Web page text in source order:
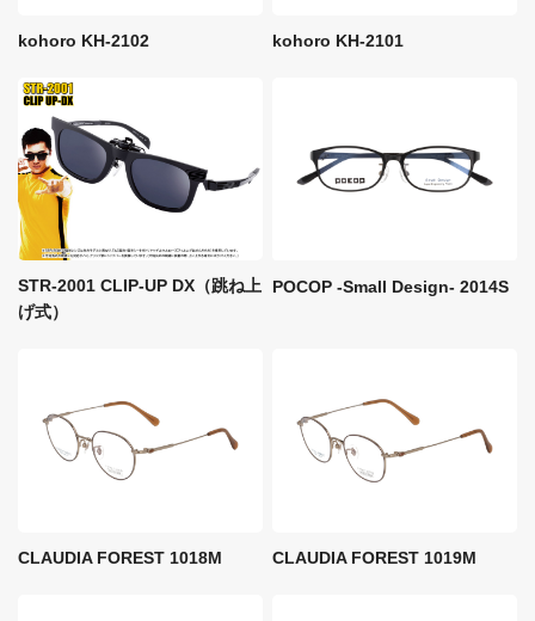
kohoro KH-2102 kohoro KH-2101
STR-2001 CLIP-UP DX（跳ね上
げ式）
POCOP -Small Design- 2014S
CLAUDIA FOREST 1018M CLAUDIA FOREST 1019M